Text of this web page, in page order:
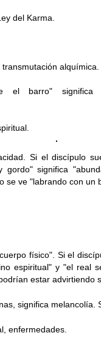
del Karma.
alquímica.
el barro" significa
Si el discípulo
gordo" significa
se ve "labrando con un
físico". Si el
espiritual" y "el real
estar advirtiendo
significa melancolía.
enfermedades.